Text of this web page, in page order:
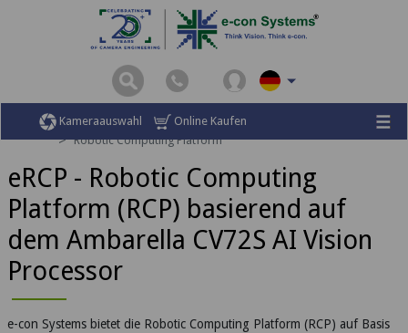
Kameraauswahl Online Kaufen
Startseite
Smart AI Robotics Kit
Robotic Computing Platform
eRCP - Robotic Computing
Platform (RCP) basierend auf
dem Ambarella CV72S AI Vision
Processor
e-con Systems bietet die Robotic Computing Platform (RCP) auf Basis